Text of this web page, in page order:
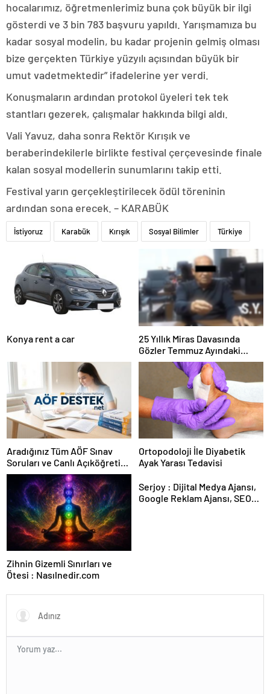
hocalarımız, öğretmenlerimiz buna çok büyük bir ilgi
gösterdi ve 3 bin 783 başvuru yapıldı. Yarışmamıza bu
kadar sosyal modelin, bu kadar projenin gelmiş olması
bize gerçekten Türkiye yüzyılı açısından büyük bir
umut vadetmektedir” ifadelerine yer verdi.
Konuşmaların ardından protokol üyeleri tek tek
stantları gezerek, çalışmalar hakkında bilgi aldı.
Vali Yavuz, daha sonra Rektör Kırışık ve
beraberindekilerle birlikte festival çerçevesinde finale
kalan sosyal modellerin sunumlarını takip etti.
Festival yarın gerçekleştirilecek ödül töreninin
ardından sona erecek. – KARABÜK
İstiyoruz Karabük Kırışık Sosyal Bilimler Türkiye
Konya rent a car
25 Yıllık Miras Davasında
Gözler Temmuz Ayındaki
Karar Duruşmasına Çevrildi
Aradığınız Tüm AÖF Sınav
Soruları ve Canlı Açıköğretim
Forumu Burada
Ortopodoloji İle Diyabetik
Ayak Yarası Tedavisi
Zihnin Gizemli Sınırları ve
Ötesi : Nasılnedir.com
Serjoy : Dijital Medya Ajansı,
Google Reklam Ajansı, SEO